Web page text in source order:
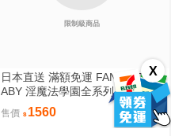
X
限制級商品
日本直送 滿額免運 FANTASTICB
ABY 淫魔法學園全系列 任選單品
/ 3位學妹豪華全套組 疾風雷神
售價 1560